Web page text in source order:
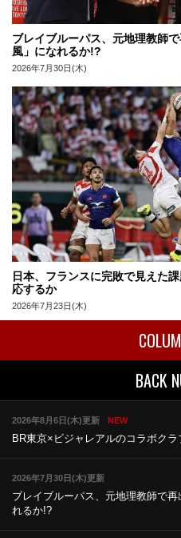
ブレイブルーパス、元地理教師
風」になれるか!?
2026年7月30日(木)
日本、フランスに完敗で見えた
応するか
2026年7月23日(木)
BACK
2026年8月6日(木)更新 NEW
BR東京×ビジャレアルのコラボクラ
2026年7月30日(木)更新
ブレイブルーパス、元地理教師で再
れるか!?